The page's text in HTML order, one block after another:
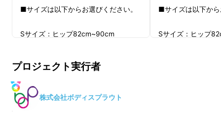
■サイズは以下からお選びください。
Sサイズ：ヒップ82cm~90cm
LLサイズ：ヒップ97cm~105cm
3Lサイズ：ヒップ102cm~110cm
＜素材＞
■サイズは以下か
Sサイズ：ヒップ
プロジェクト実行者
株式会社ボディスプラウト